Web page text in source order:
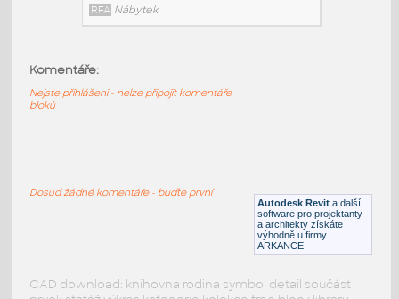
SurfacedPanelStandardBa
HM ActionOffice A1110 Hard-
SurfacedPanelStandardBase
Autodesk Revit a další
software pro projektanty
a architekty získáte
výhodně u firmy
ARKANCE
Komentáře:
Nejste přihlášeni - nelze připojit komentáře
bloků
Dosud žádné komentáře - buďte první
CAD download: knihovna rodina symbol detail součást